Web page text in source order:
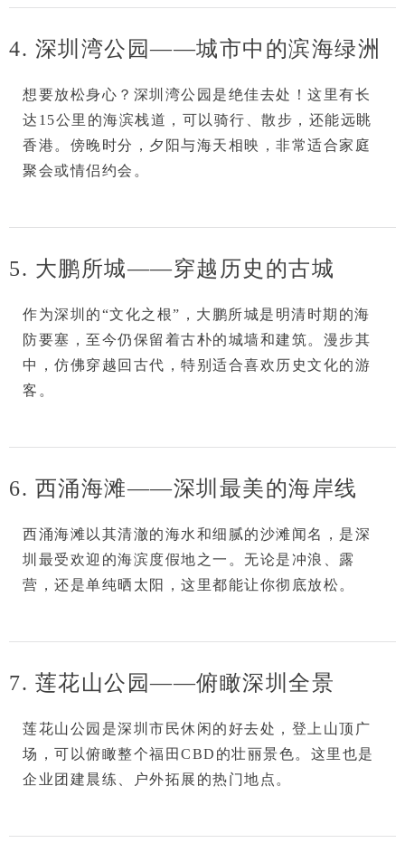
4. 深圳湾公园——城市中的滨海绿洲
想要放松身心？ 深圳湾公园 是绝佳去处！这里有长
达15公里的海滨栈道，可以骑行、散步，还能远眺
香港。傍晚时分，夕阳与海天相映，非常适合家庭
聚会或情侣约会 。
5. 大鹏所城——穿越历史的古城
作为深圳的“文化之根”， 大鹏所城是明清时期的海
防要塞，至今仍保留着古朴的城墙和建筑。漫步其
中，仿佛穿越回古代，特别适合喜欢 历史文化的游
客。
6. 西涌海滩——深圳最美的海岸线
西涌海滩 以其清澈的海水和细腻的沙滩闻名，是深
圳最受欢迎的海滨度假地之一。无论是冲浪、露
营，还是单纯晒太阳，这里都能让你彻底放松。
7. 莲花山公园——俯瞰深圳全景
莲花山公园 是深圳市民休闲的好去处，登上山顶广
场，可以俯瞰整个福田CBD的壮丽景色。这里也是
企业团建 晨练、户外拓展的热门地点。